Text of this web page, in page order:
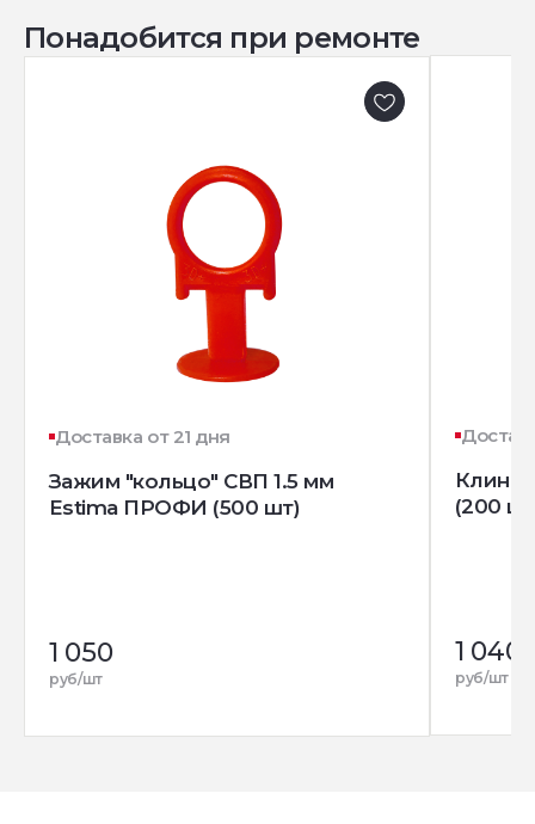
Понадобится при ремонте
Доставка от 21 дня
Зажим "кольцо" СВП 1.5 мм
Estima ПРОФИ (500 шт)
1 050
руб/шт
Клин
(200
1 040
руб/шт